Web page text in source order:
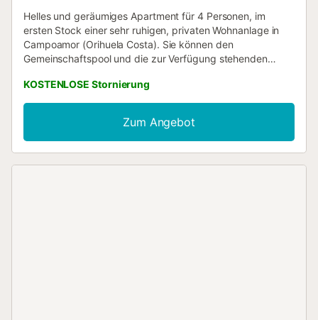
Helles und geräumiges Apartment für 4 Personen, im
ersten Stock einer sehr ruhigen, privaten Wohnanlage in
Campoamor (Orihuela Costa). Sie können den
Gemeinschaftspool und die zur Verfügung stehenden
Apartment besteht aus zwei Schlafzimmern mit jeweils
einem Doppelbett, einem komfortablen und sehr hellen
Wohnzimmer mit Zugang zur Terrasse. Die Terrasse
verfügt über Entspannungsmöbel wie Sonnenliegen sowie
einen Tisch und Stühle, um Abendessen mit Familie oder
KOSTENLOSE Stornierung
Zum Angebot